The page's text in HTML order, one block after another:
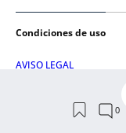
Condiciones de uso
AVISO LEGAL
POLÍTICA DE COOKIES